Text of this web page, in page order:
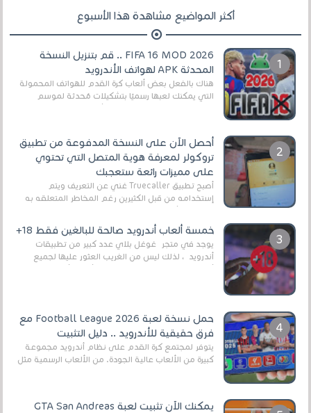
أكثر المواضيع مشاهدة هذا الأسبوع
FIFA 16 MOD 2026 .. قم بتنزيل النسخة
المحدثة APK لهواتف الأندرويد
هناك بالفعل بعض ألعاب كرة القدم للهواتف المحمولة
التي يمكنك لعبها رسميًا بتشكيلات مُحدثة لموسم
أحصل الآن على النسخة المدفوعة من تطبيق
تروكولر لمعرفة هوية المتصل التي تحتوي
على مميزات رائعة ستعجبك
أصبح تطبيق Truecaller غني عن التعريف ويتم
إستخدامه من قبل الكثيرين رغم المخاطر المتعلقه به
خمسة ألعاب أندرويد صالحة للبالغين فقط 18+
يوجد في متجر غوغل بلاي عدد كبير من تطبيقات
أندرويد ، لذلك ليس من الغريب العثور عليها لجميع
حمل نسخة لعبة Football League 2026 مع
فرق حقيقية للأندرويد .. دليل التثبيت
يتوفر لمجتمع كرة القدم على نظام أندرويد مجموعة
كبيرة من الألعاب عالية الجودة. من الألعاب الرسمية مثل
يمكنك الآن تثبيت لعبة GTA San Andreas